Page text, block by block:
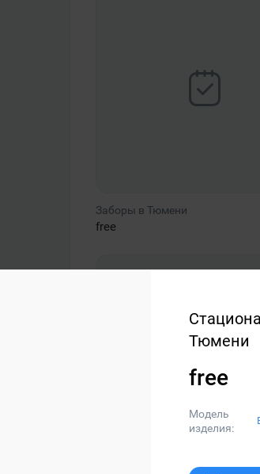
Заборы в Тюмени
free
Тюмени
free
Модель
изделия: